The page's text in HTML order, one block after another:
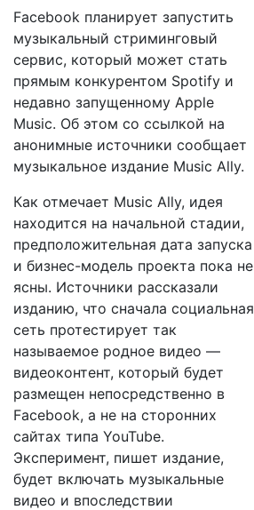
Facebook планирует запустить
музыкальный стриминговый
сервис, который может стать
прямым конкурентом Spotify и
недавно запущенному Apple
Music. Об этом со ссылкой на
анонимные источники сообщает
музыкальное издание Music Ally.
Как отмечает Music Ally, идея
находится на начальной стадии,
предположительная дата запуска
и бизнес-модель проекта пока не
ясны. Источники рассказали
изданию, что сначала социальная
сеть протестирует так
называемое родное видео —
видеоконтент, который будет
размещен непосредственно в
Facebook, а не на сторонних
сайтах типа YouTube.
Эксперимент, пишет издание,
будет включать музыкальные
видео и впоследствии